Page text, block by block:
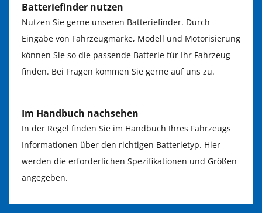
Batteriefinder nutzen
Nutzen Sie gerne unseren Batteriefinder. Durch
Eingabe von Fahrzeugmarke, Modell und Motorisierung
können Sie so die passende Batterie für Ihr Fahrzeug
finden. Bei Fragen kommen Sie gerne auf uns zu.
Im Handbuch nachsehen
In der Regel finden Sie im Handbuch Ihres Fahrzeugs
Informationen über den richtigen Batterietyp. Hier
werden die erforderlichen Spezifikationen und Größen
angegeben.